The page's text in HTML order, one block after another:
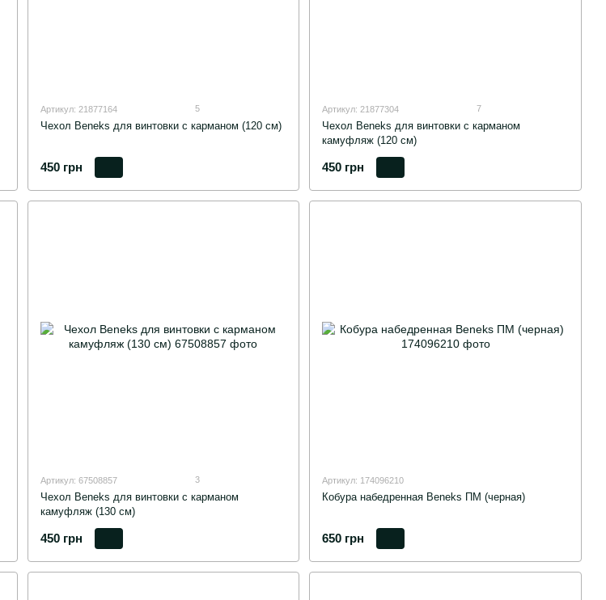
Артикул: 21877164 5
Чехол Beneks для винтовки с карманом (120 см)
450 грн
Артикул: 21877304 7
Чехол Beneks для винтовки с карманом
камуфляж (120 см)
450 грн
Артикул: 67508857 3
Чехол Beneks для винтовки с карманом
камуфляж (130 см)
450 грн
Артикул: 174096210
Кобура набедренная Beneks ПМ (черная)
650 грн